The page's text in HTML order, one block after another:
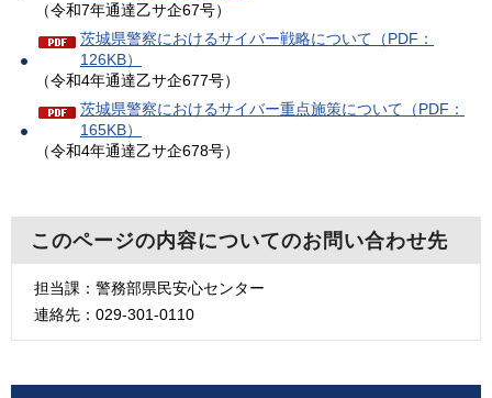
（令和7年通達乙サ企67号）
茨城県警察におけるサイバー戦略について（PDF：
126KB）
（令和4年通達乙サ企677号）
茨城県警察におけるサイバー重点施策について（PDF：
165KB）
（令和4年通達乙サ企678号）
このページの内容についてのお問い合わせ先
担当課：警務部県民安心センター
連絡先：029-301-0110